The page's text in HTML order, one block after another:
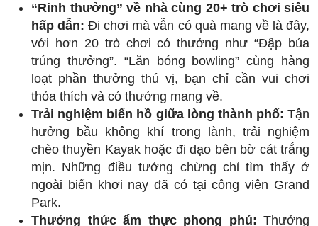
“Rinh thưởng” về nhà cùng 20+ trò chơi siêu
hấp dẫn: Đi chơi mà vẫn có quà mang về là đây,
với hơn 20 trò chơi có thưởng như “Đập búa
trúng thưởng”. “Lăn bóng bowling” cùng hàng
loạt phần thưởng thú vị, bạn chỉ cần vui chơi
thỏa thích và có thưởng mang về.
Trải nghiệm biển hồ giữa lòng thành phố: Tận
hưởng bầu không khí trong lành, trải nghiệm
chèo thuyền Kayak hoặc đi dạo bên bờ cát trắng
mịn. Những điều tưởng chừng chỉ tìm thấy ở
ngoài biển khơi nay đã có tại công viên Grand
Park.
Thưởng thức ẩm thực phong phú: Thưởng